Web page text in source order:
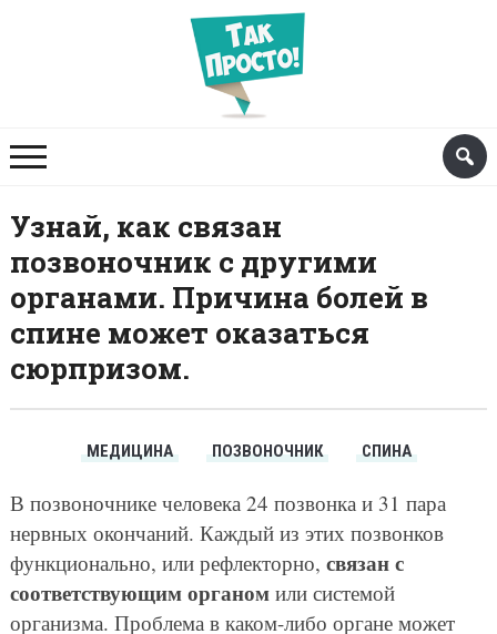
Узнай, как связан
позвоночник с другими
органами. Причина болей в
спине может оказаться
сюрпризом.
МЕДИЦИНА ПОЗВОНОЧНИК СПИНА
В позвоночнике человека 24 позвонка и 31 пара
нервных окончаний. Каждый из этих позвонков
функционально, или рефлекторно, связан с
соответствующим органомили системой
организма. Проблема в каком-либо органе может